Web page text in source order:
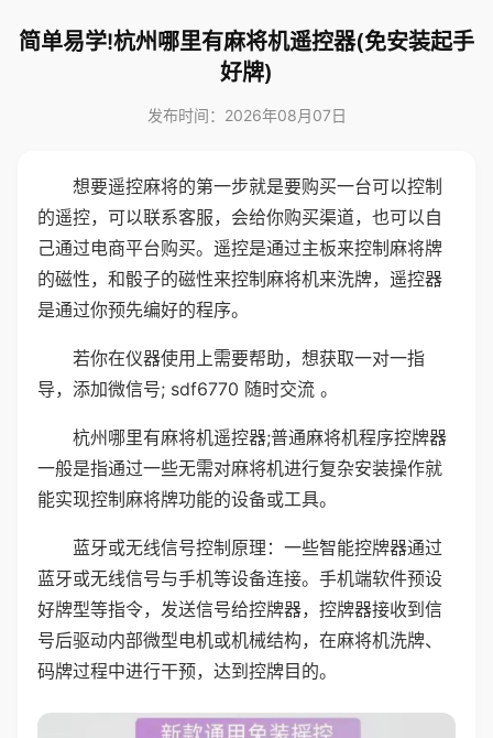
简单易学!杭州哪里有麻将机遥控器(免安装起手
好牌)
发布时间：2026年08月07日
想要遥控麻将的第一步就是要购买一台可以控制
的遥控，可以联系客服，会给你购买渠道，也可以自
己通过电商平台购买。遥控是通过主板来控制麻将牌
的磁性，和骰子的磁性来控制麻将机来洗牌，遥控器
是通过你预先编好的程序。
若你在仪器使用上需要帮助，想获取一对一指
导，添加微信号; sdf6770 随时交流 。
杭州哪里有麻将机遥控器;普通麻将机程序控牌器
一般是指通过一些无需对麻将机进行复杂安装操作就
能实现控制麻将牌功能的设备或工具。
蓝牙或无线信号控制原理：一些智能控牌器通过
蓝牙或无线信号与手机等设备连接。手机端软件预设
好牌型等指令，发送信号给控牌器，控牌器接收到信
号后驱动内部微型电机或机械结构，在麻将机洗牌、
码牌过程中进行干预，达到控牌目的。